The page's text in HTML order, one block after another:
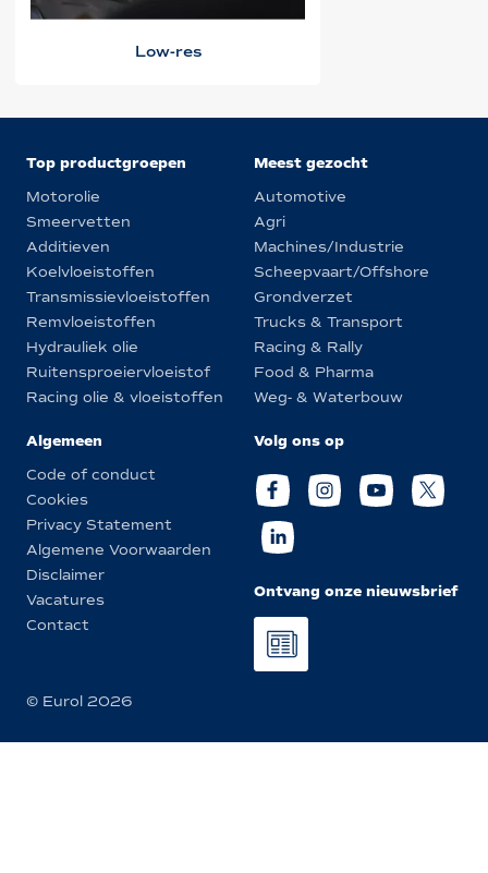
Low-res
Top productgroepen
Motorolie
Smeervetten
Additieven
Koelvloeistoffen
Transmissievloeistoffen
Remvloeistoffen
Hydrauliek olie
Ruitensproeiervloeistof
Racing olie & vloeistoffen
Meest gezocht
Automotive
Agri
Machines/Industrie
Scheepvaart/Offshore
Grondverzet
Trucks & Transport
Racing & Rally
Food & Pharma
Weg- & Waterbouw
Algemeen
Code of conduct
Cookies
Privacy Statement
Algemene Voorwaarden
Disclaimer
Vacatures
Contact
Volg ons op
Ontvang onze nieuwsbrief
© Eurol 2026